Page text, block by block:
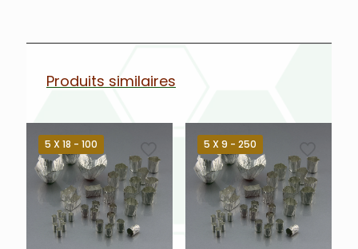
Produits similaires
5 X 18 - 100 5 X 9 - 250